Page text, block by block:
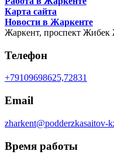
Карта сайта
Новости в Жаркенте
Жаркент, проспект
Телефон
+79109698625,72831
Email
zharkent@podderzkasaitov-
Время работы